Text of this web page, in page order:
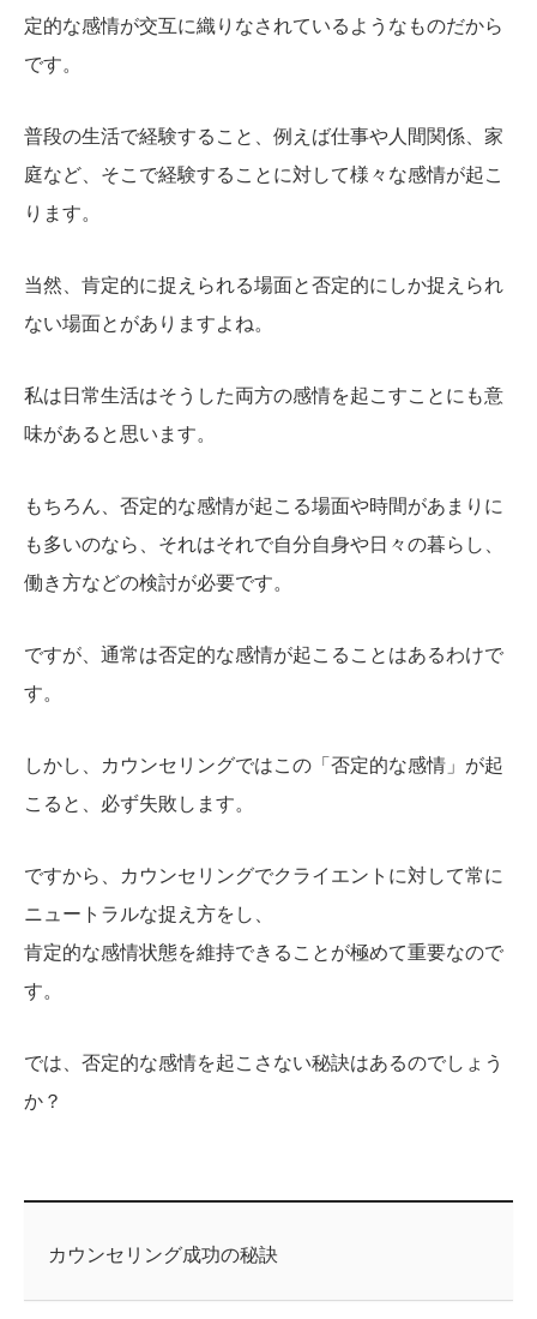
定的な感情が交互に織りなされているようなものだから
です。
普段の生活で経験すること、例えば仕事や人間関係、家
庭など、そこで経験することに対して様々な感情が起こ
ります。
当然、肯定的に捉えられる場面と否定的にしか捉えられ
ない場面とがありますよね。
私は日常生活はそうした両方の感情を起こすことにも意
味があると思います。
もちろん、否定的な感情が起こる場面や時間があまりに
も多いのなら、それはそれで自分自身や日々の暮らし、
働き方などの検討が必要です。
ですが、通常は否定的な感情が起こることはあるわけで
す。
しかし、カウンセリングではこの「否定的な感情」が起
こると、必ず失敗します。
ですから、カウンセリングでクライエントに対して常に
ニュートラルな捉え方をし、
肯定的な感情状態を維持できることが極めて重要なので
す。
では、否定的な感情を起こさない秘訣はあるのでしょう
か？
カウンセリング成功の秘訣